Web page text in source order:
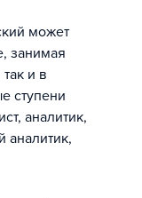
может
занимая
и в
ступени
аналитик,
аналитик,